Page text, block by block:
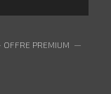
OFFRE PREMIUM